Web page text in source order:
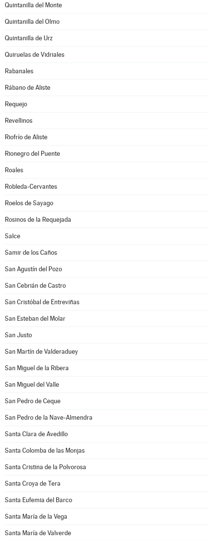
Quintanilla del Monte
Quintanilla del Olmo
Quintanilla de Urz
Quiruelas de Vidriales
Rabanales
Rábano de Aliste
Requejo
Revellinos
Riofrío de Aliste
Rionegro del Puente
Roales
Robleda-Cervantes
Roelos de Sayago
Rosinos de la Requejada
Salce
Samir de los Caños
San Agustín del Pozo
San Cebrián de Castro
San Cristóbal de Entreviñas
San Esteban del Molar
San Justo
San Martín de Valderaduey
San Miguel de la Ribera
San Miguel del Valle
San Pedro de Ceque
San Pedro de la Nave-Almendra
Santa Clara de Avedillo
Santa Colomba de las Monjas
Santa Cristina de la Polvorosa
Santa Croya de Tera
Santa Eufemia del Barco
Santa María de la Vega
Santa María de Valverde